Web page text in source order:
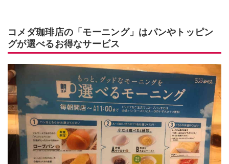
コメダ珈琲店の「モーニング」はパンやトッピン
グが選べるお得なサービス